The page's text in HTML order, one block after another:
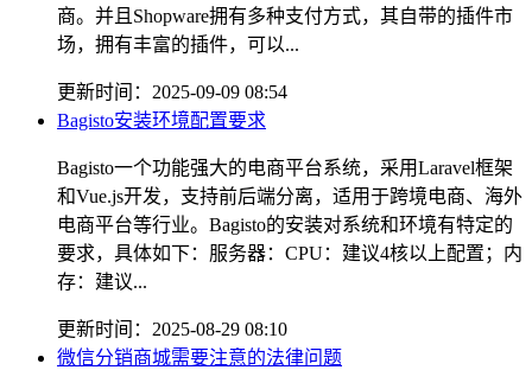
商。并且Shopware拥有多种支付方式，其自带的插件市
场，拥有丰富的插件，可以...
更新时间：2025-09-09 08:54
Bagisto安装环境配置要求
Bagisto一个功能强大的电商平台系统，采用Laravel框架
和Vue.js开发，支持前后端分离，适用于跨境电商、海外
电商平台等行业。Bagisto的安装对系统和环境有特定的
要求，具体如下：服务器：CPU：建议4核以上配置；内
存：建议...
更新时间：2025-08-29 08:10
微信分销商城需要注意的法律问题